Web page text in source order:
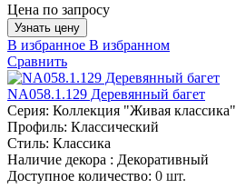
Цена по запросу
Узнать цену
В избранное В избранном
Сравнить
NA058.1.129 Деревянный багет
Серия: Коллекция "Живая классика"
Профиль: Классический
Стиль: Классика
Наличие декора : Декоративный
Доступное количество: 0 шт.